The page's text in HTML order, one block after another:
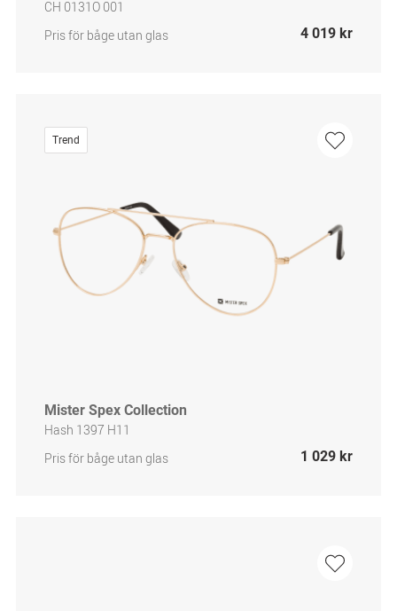
CH 0131O 001
Pris för båge utan glas
4 019 kr
Trend
Mister Spex Collection
Hash 1397 H11
Pris för båge utan glas
1 029 kr